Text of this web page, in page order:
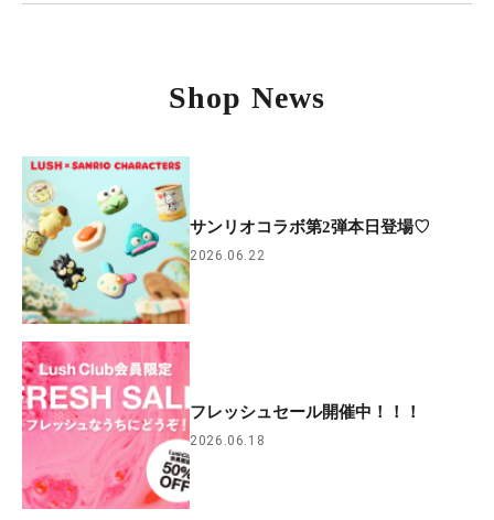
Shop News
サンリオコラボ第2弾本日登場♡
2026.06.22
フレッシュセール開催中！！！
2026.06.18